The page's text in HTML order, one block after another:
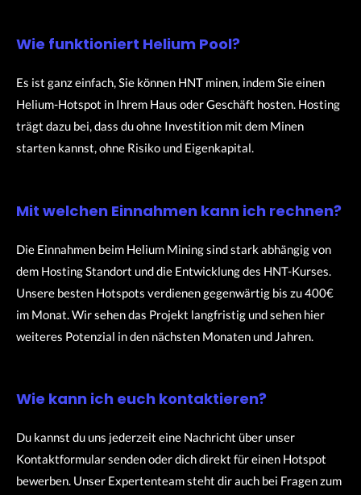
Wie funktioniert Helium Pool?
Es ist ganz einfach, Sie können HNT minen, indem Sie einen
Helium-Hotspot in Ihrem Haus oder Geschäft hosten. Hosting
trägt dazu bei, dass du ohne Investition mit dem Minen
starten kannst, ohne Risiko und Eigenkapital.
Mit welchen Einnahmen kann ich rechnen?
Die Einnahmen beim Helium Mining sind stark abhängig von
dem Hosting Standort und die Entwicklung des HNT-Kurses.
Unsere besten Hotspots verdienen gegenwärtig bis zu 400€
im Monat. Wir sehen das Projekt langfristig und sehen hier
weiteres Potenzial in den nächsten Monaten und Jahren.
Wie kann ich euch kontaktieren?
Du kannst du uns jederzeit eine Nachricht über unser
Kontaktformular senden oder dich direkt für einen Hotspot
bewerben. Unser Expertenteam steht dir auch bei Fragen zum